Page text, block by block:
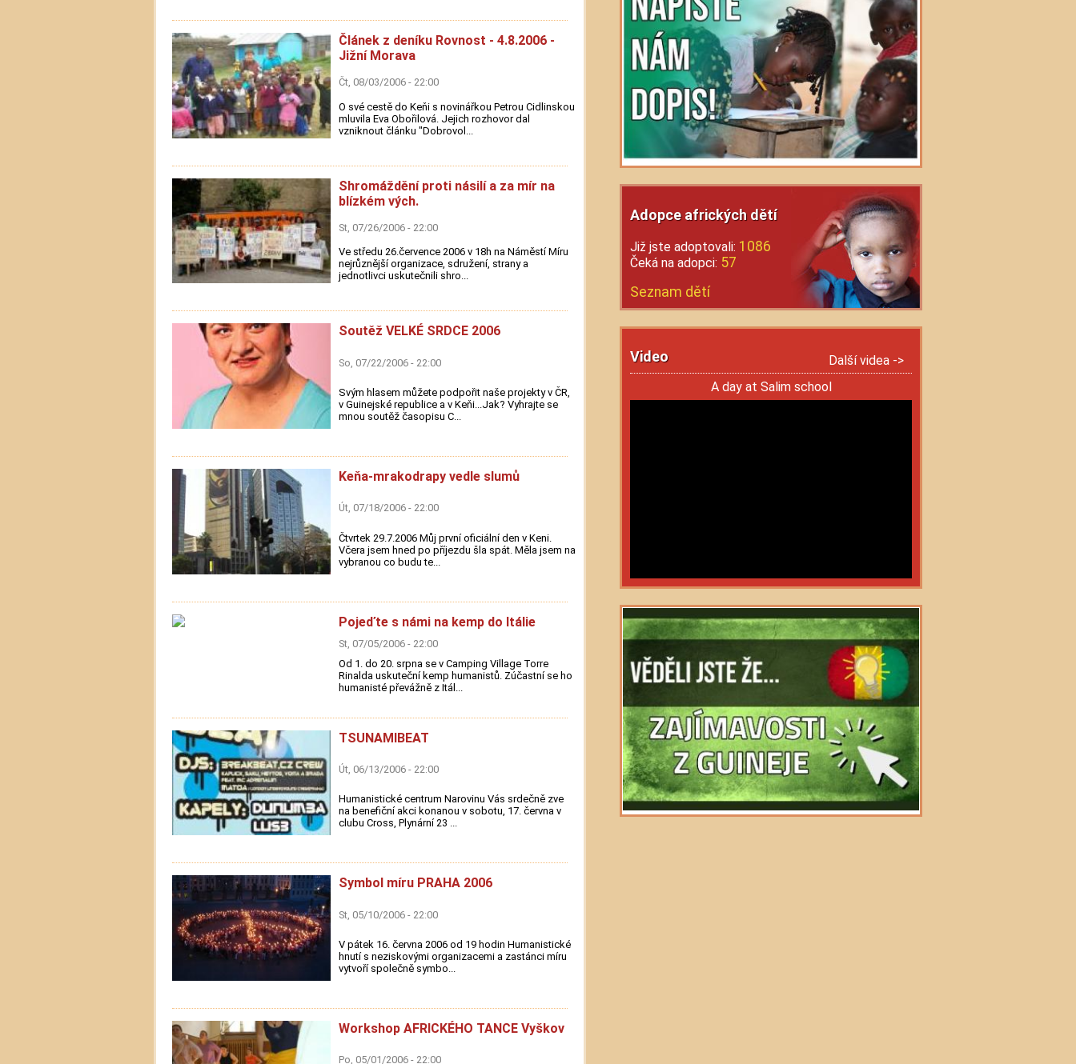
Článek z deníku Rovnost - 4.8.2006 -
Jižní Morava
Čt, 08/03/2006 - 22:00
O své cestě do Keňi s novinářkou Petrou Cidlinskou
mluvila Eva Obořilová. Jejich rozhovor dal
vzniknout článku "Dobrovol...
Shromáždění proti násilí a za mír na
blízkém vých.
St, 07/26/2006 - 22:00
Ve středu 26.července 2006 v 18h na Náměstí Míru
nejrůznější organizace, sdružení, strany a
jednotlivci uskutečnili shro...
Soutěž VELKÉ SRDCE 2006
So, 07/22/2006 - 22:00
Svým hlasem můžete podpořit naše projekty v ČR,
v Guinejské republice a v Keňi...Jak? Vyhrajte se
mnou soutěž časopisu C...
Keňa-mrakodrapy vedle slumů
Út, 07/18/2006 - 22:00
Čtvrtek 29.7.2006 Můj první oficiální den v Keni.
Včera jsem hned po příjezdu šla spát. Měla jsem na
vybranou co budu te...
Pojeďte s námi na kemp do Itálie
St, 07/05/2006 - 22:00
Od 1. do 20. srpna se v Camping Village Torre
Rinalda uskuteční kemp humanistů. Zúčastní se ho
humanisté převážně z Itál...
TSUNAMIBEAT
Út, 06/13/2006 - 22:00
Humanistické centrum Narovinu Vás srdečně zve
na benefiční akci konanou v sobotu, 17. června v
clubu Cross, Plynární 23 ...
Symbol míru PRAHA 2006
St, 05/10/2006 - 22:00
V pátek 16. června 2006 od 19 hodin Humanistické
hnutí s neziskovými organizacemi a zastánci míru
vytvoří společně symbo...
Workshop AFRICKÉHO TANCE Vyškov
Po, 05/01/2006 - 22:00
Adopce afrických dětí
Již jste adoptovali: 1086
Čeká na adopci: 57
Seznam dětí
Video
Další videa ->
A day at Salim school